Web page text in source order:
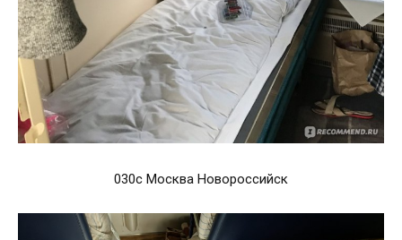
030с Москва Новороссийск